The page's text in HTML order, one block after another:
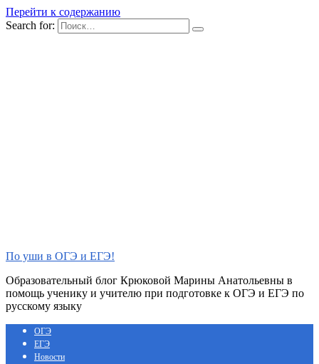
Перейти к содержанию
Search for:
По уши в ОГЭ и ЕГЭ!
Образовательный блог Крюковой Марины Анатольевны в
помощь ученику и учителю при подготовке к ОГЭ и ЕГЭ по
русскому языку
ОГЭ
ЕГЭ
Новости